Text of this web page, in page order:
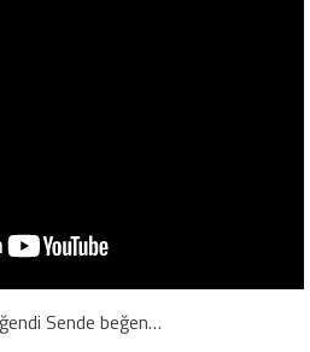
Sende beğen…